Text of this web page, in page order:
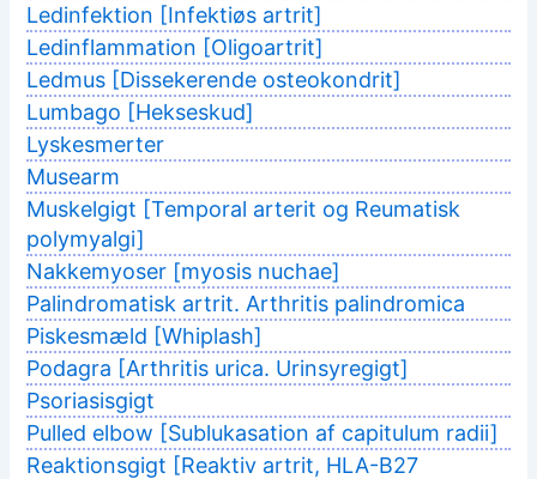
Ledinfektion [Infektiøs artrit]
Ledinflammation [Oligoartrit]
Ledmus [Dissekerende osteokondrit]
Lumbago [Hekseskud]
Lyskesmerter
Musearm
Muskelgigt [Temporal arterit og Reumatisk
polymyalgi]
Nakkemyoser [myosis nuchae]
Palindromatisk artrit. Arthritis palindromica
Piskesmæld [Whiplash]
Podagra [Arthritis urica. Urinsyregigt]
Psoriasisgigt
Pulled elbow [Sublukasation af capitulum radii]
Reaktionsgigt [Reaktiv artrit, HLA-B27